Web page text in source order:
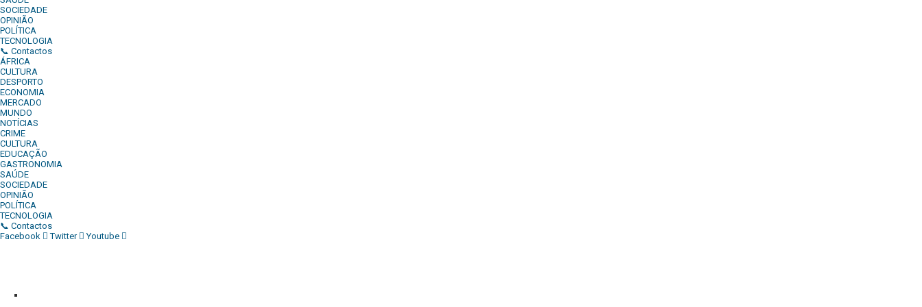
SOCIEDADE
OPINIÃO
POLÍTICA
TECNOLOGIA
📞 Contactos
ÁFRICA
CULTURA
DESPORTO
ECONOMIA
MERCADO
MUNDO
NOTÍCIAS
CRIME
CULTURA
EDUCAÇÃO
GASTRONOMIA
SAÚDE
SOCIEDADE
OPINIÃO
POLÍTICA
TECNOLOGIA
📞 Contactos
Facebook
Twitter Youtube